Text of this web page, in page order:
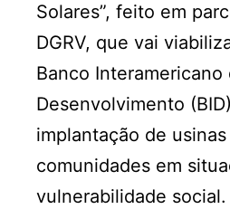
Solares”, feito em
DGRV, que vai
Banco Interamericano
Desenvolvimento
implantação de
comunidades em
vulnerabilidade social.